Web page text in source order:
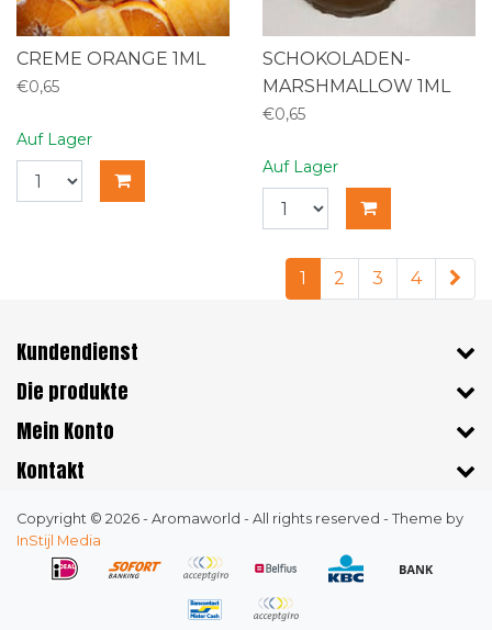
CREME ORANGE 1ML
€0,65
Auf Lager
SCHOKOLADEN-
MARSHMALLOW 1ML
€0,65
Auf Lager
1 2 3 4
Kundendienst
Die produkte
Mein Konto
Kontakt
Copyright © 2026 - Aromaworld - All rights reserved - Theme by
InStijl Media